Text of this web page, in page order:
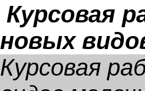
Курсовая
новых
Курсовая